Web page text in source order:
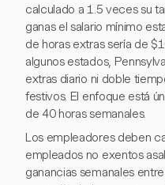
calculado a 1.5 veces su
ganas el salario mínimo
de horas extras sería de
algunos estados,
extras diario ni doble
festivos. El enfoque está
de 40 horas semanales.
Los empleadores deben
empleados no exentos
ganancias semanales